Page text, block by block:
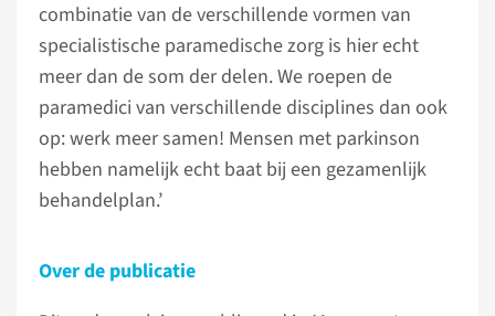
combinatie van de verschillende vormen van
specialistische paramedische zorg is hier echt
meer dan de som der delen. We roepen de
paramedici van verschillende disciplines dan ook
op: werk meer samen! Mensen met parkinson
hebben namelijk echt baat bij een gezamenlijk
behandelplan.’
Over de publicatie